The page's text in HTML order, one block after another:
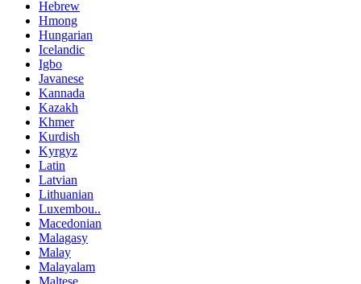
Hebrew
Hmong
Hungarian
Icelandic
Igbo
Javanese
Kannada
Kazakh
Khmer
Kurdish
Kyrgyz
Latin
Latvian
Lithuanian
Luxembou..
Macedonian
Malagasy
Malay
Malayalam